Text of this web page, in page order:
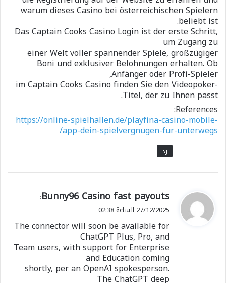
warum dieses Casino bei österreichischen Spielern
beliebt ist.
Das Captain Cooks Casino Login ist der erste Schritt,
um Zugang zu
einer Welt voller spannender Spiele, großzügiger
Boni und exklusiver Belohnungen erhalten. Ob
Anfänger oder Profi-Spieler,
im Captain Cooks Casino finden Sie den Videopoker-
Titel, der zu Ihnen passt.
References:
https://online-spielhallen.de/playfina-casino-mobile-
app-dein-spielvergnugen-fur-unterwegs/
رد
ي
ق
ل
Bunny96 Casino fast payouts
:
27/12/2025 الساعة 02:38
The connector will soon be available for
ChatGPT Plus, Pro, and
Team users, with support for Enterprise
and Education coming
shortly, per an OpenAI spokesperson.
The ChatGPT deep